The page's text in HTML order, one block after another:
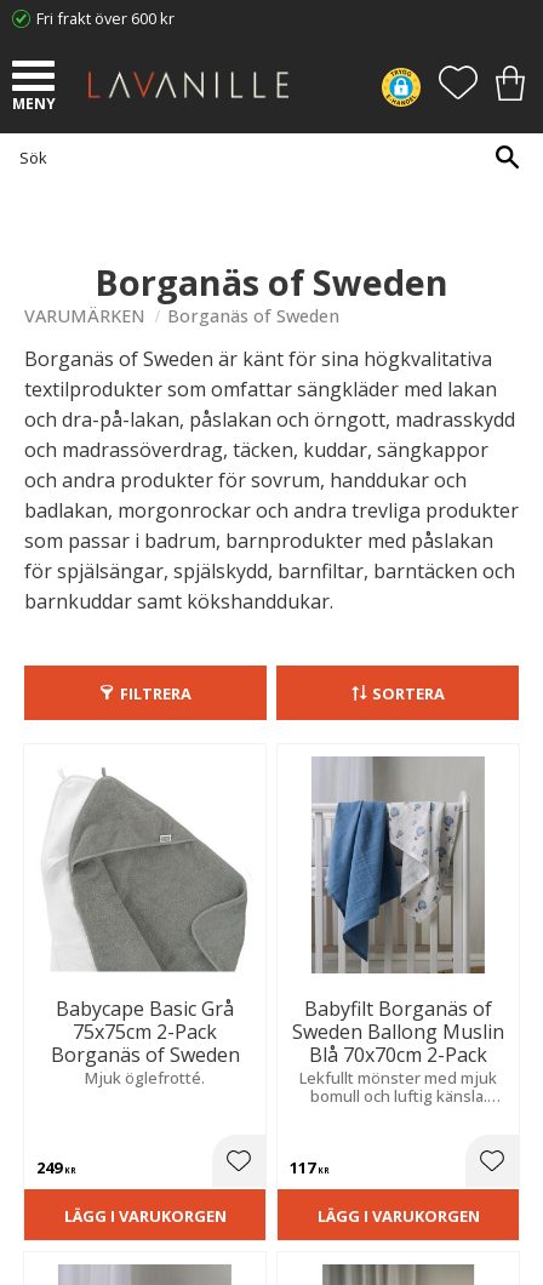
Fri frakt över 600 kr
Borganäs of Sweden
VARUMÄRKEN Borganäs of Sweden
Borganäs of Sweden är känt för sina högkvalitativa
textilprodukter som omfattar sängkläder med lakan
och dra-på-lakan, påslakan och örngott, madrasskydd
och madrassöverdrag, täcken, kuddar, sängkappor
och andra produkter för sovrum, handdukar och
badlakan, morgonrockar och andra trevliga produkter
som passar i badrum, barnprodukter med påslakan
för spjälsängar, spjälskydd, barnfiltar, barntäcken och
barnkuddar samt kökshanddukar.
FILTRERA SORTERA
Babycape Basic Grå
75x75cm 2-Pack
Borganäs of Sweden
Mjuk öglefrotté.
249KR Lägg till i favoriter
LÄGG I VARUKORGEN
Babyfilt Borganäs of
Sweden Ballong Muslin
Blå 70x70cm 2-Pack
Lekfullt mönster med mjuk
bomull och luftig känsla.
117 KR
LÄGG I VARUKORGEN